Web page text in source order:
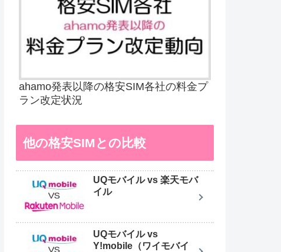
ahamo発表以降の格安SIM各社の料金プ
ラン改定状況
他の格安SIMとの比較
UQモバイル vs 楽天モバ
イル
UQモバイル vs
Y!mobile（ワイモバイ